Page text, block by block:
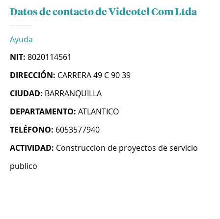
Datos de contacto de Videotel Com Ltda
Ayuda
NIT: 8020114561
DIRECCIÓN: CARRERA 49 C 90 39
CIUDAD: BARRANQUILLA
DEPARTAMENTO: ATLANTICO
TELÉFONO: 6053577940
ACTIVIDAD: Construccion de proyectos de servicio
publico